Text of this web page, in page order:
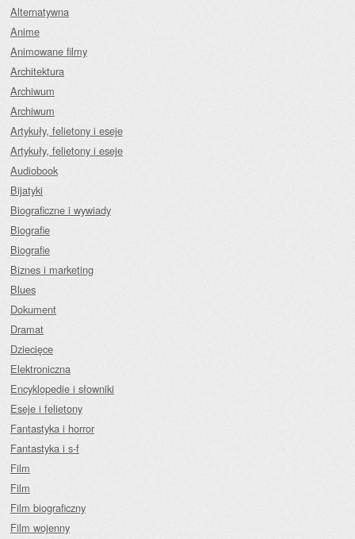
Alternatywna
Anime
Animowane filmy
Architektura
Archiwum
Archiwum
Artykuły, felietony i eseje
Artykuły, felietony i eseje
Audiobook
Bijatyki
Biograficzne i wywiady
Biografie
Biografie
Biznes i marketing
Blues
Dokument
Dramat
Dziecięce
Elektroniczna
Encyklopedie i słowniki
Eseje i felietony
Fantastyka i horror
Fantastyka i s-f
Film
Film
Film biograficzny
Film wojenny